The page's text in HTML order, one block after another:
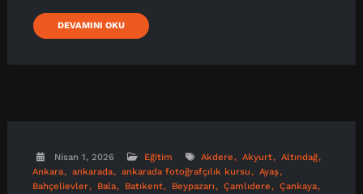
DEVAMINI OKU
Nisan 1, 2026 Eğitim Akdere Akyurt
Altındağ
Ankara
ankarada ankarada fotoğrafçılık kursu
Ayaş
Bahçelievler
Bala Batıkent Beypazarı Çamlıdere
Çankaya